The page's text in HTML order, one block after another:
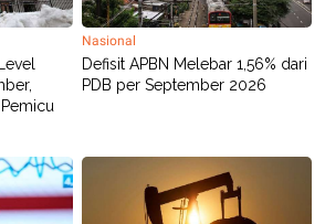
Nasional
Defisit APBN Melebar 1,56% dari
PDB per September 2026